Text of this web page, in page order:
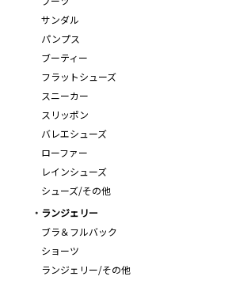
サンダル
パンプス
ブーティー
フラットシューズ
スニーカー
スリッポン
バレエシューズ
ローファー
レインシューズ
シューズ/その他
ランジェリー
ブラ＆フルバック
ショーツ
ランジェリー/その他